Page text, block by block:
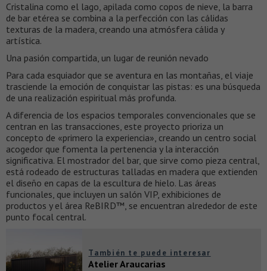
Cristalina como el lago, apilada como copos de nieve, la barra
de bar etérea se combina a la perfección con las cálidas
texturas de la madera, creando una atmósfera cálida y
artística.
Una pasión compartida, un lugar de reunión nevado
Para cada esquiador que se aventura en las montañas, el viaje
trasciende la emoción de conquistar las pistas: es una búsqueda
de una realización espiritual más profunda.
A diferencia de los espacios temporales convencionales que se
centran en las transacciones, este proyecto prioriza un
concepto de «primero la experiencia», creando un centro social
acogedor que fomenta la pertenencia y la interacción
significativa. El mostrador del bar, que sirve como pieza central,
está rodeado de estructuras talladas en madera que extienden
el diseño en capas de la escultura de hielo. Las áreas
funcionales, que incluyen un salón VIP, exhibiciones de
productos y el área ReBIRD™, se encuentran alrededor de este
punto focal central.
También te puede interesar
Atelier Araucarias